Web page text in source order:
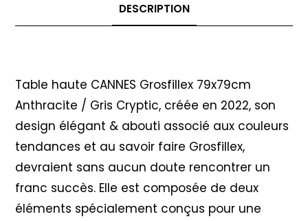
DESCRIPTION
Table haute CANNES Grosfillex 79x79cm
Anthracite / Gris Cryptic, créée en 2022, son
design élégant & abouti associé aux couleurs
tendances et au savoir faire Grosfillex,
devraient sans aucun doute rencontrer un
franc succès. Elle est composée de deux
éléments spécialement conçus pour une